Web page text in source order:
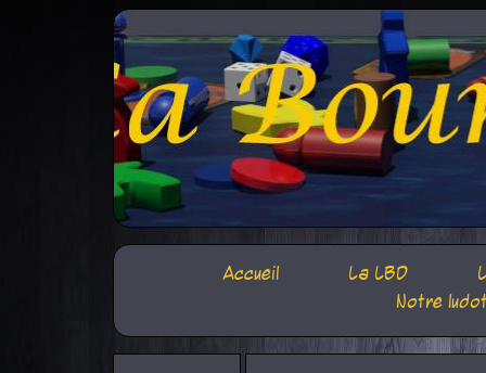
Accueil La LBD
Notre